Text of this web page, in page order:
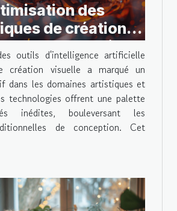
des
de création
avec les outils
modernes
outils d'intelligence artificielle
création visuelle a marqué un
dans les domaines artistiques et
technologies offrent une palette
inédites, bouleversant les
de conception. Cet